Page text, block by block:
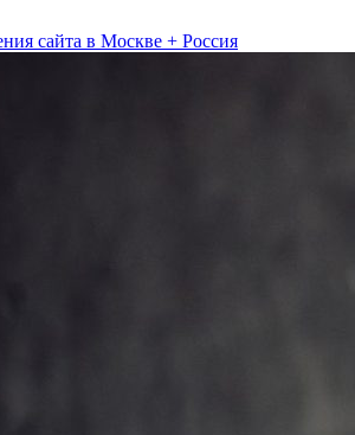
сайта в Москве + Россия